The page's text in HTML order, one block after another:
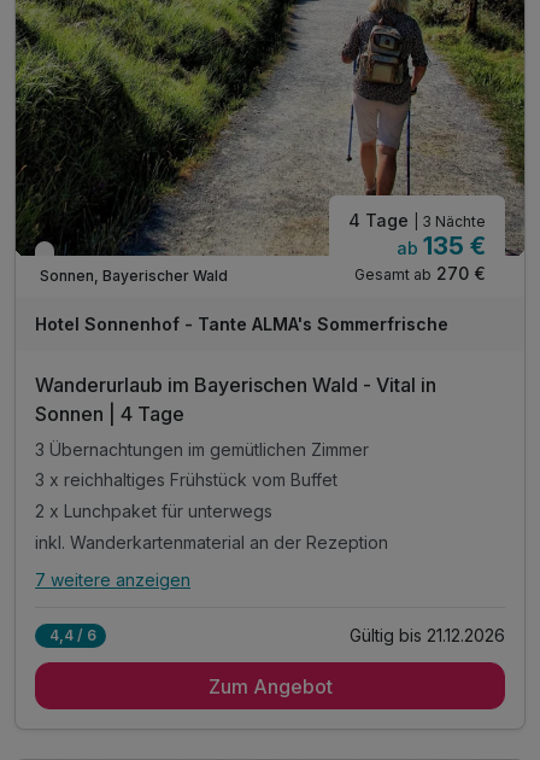
inkl. Parkplatz am Hotel
* alkoholfreie Alternative möglich
Verfügbar bis Dezember
Sonnen, Bayerischer Wald
4 Tage | 3 Nächte
ab 135 €
Gesamt ab 270 €
Hotel Sonnenhof - Tante ALMA's Sommerfrische
Wanderurlaub im Bayerischen Wald - Vital in
Sonnen | 4 Tage
3 Übernachtungen im gemütlichen Zimmer
3 x reichhaltiges Frühstück vom Buffet
2 x Lunchpaket für unterwegs
inkl. Wanderkartenmaterial an der Rezeption
Alle Inklusivleistungen
3 x reichhaltiges Frühstück vom Buffet
7 weitere anzeigen
4,4 / 6 Gültig bis 21.12.2026
Zum Angebot